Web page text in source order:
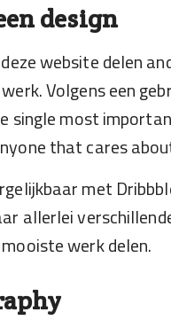
design
website delen
Volgens een
single most
that cares
met
allerlei
werk delen.